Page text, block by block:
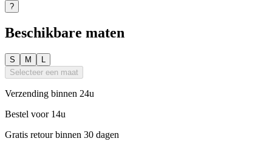
?
Beschikbare maten
S M
L
Selecteer een maat
Verzending binnen 24u
Bestel voor 14u
Gratis retour binnen 30 dagen